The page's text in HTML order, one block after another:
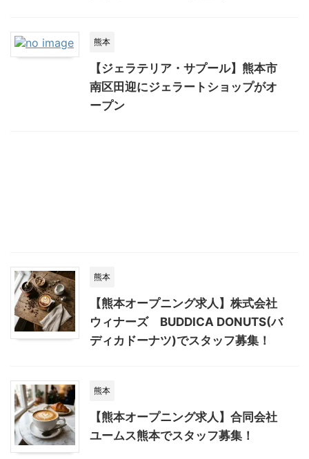
熊本
【ジェラテリア・サプール】熊本市
南区田迎にジェラートショップがオ
ープン
熊本
【熊本オープニング求人】株式会社
ウィナーズ BUDDICA DONUTS(バ
ディカドーナツ)でスタッフ募集！
熊本
【熊本オープニング求人】合同会社
ユームス熊本でスタッフ募集！